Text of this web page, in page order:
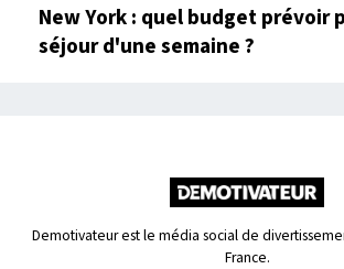
New York : quel budget prévoir
séjour d'une semaine ?
Demotivateur est le média social de
France.